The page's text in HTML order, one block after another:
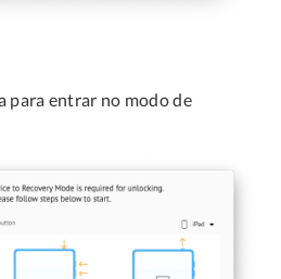
para entrar no modo de